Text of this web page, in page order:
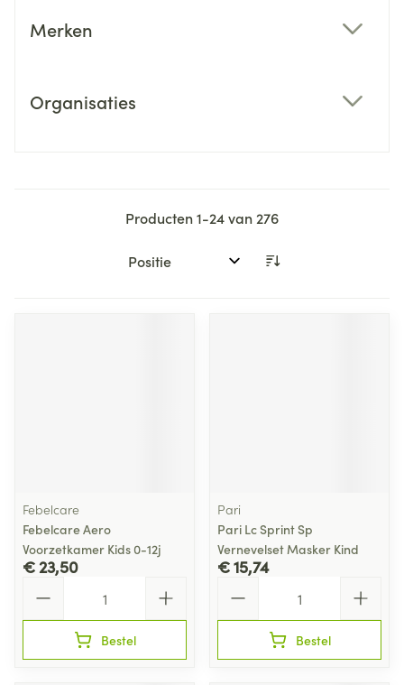
Merken
Organisaties
Producten1-24van 276
Sorteer op:
Febelcare
Febelcare Aero
Voorzetkamer Kids 0-12j
€ 23,50
Bestel
Pari
Pari Lc Sprint Sp
Vernevelset Masker Kind
€ 15,74
Bestel